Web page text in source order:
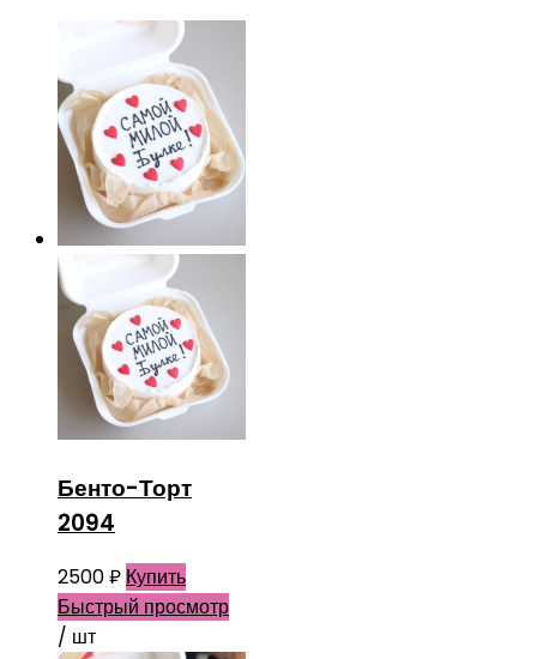
Бенто-Торт
2094
2500₽ Купить
Быстрый просмотр
/ шт